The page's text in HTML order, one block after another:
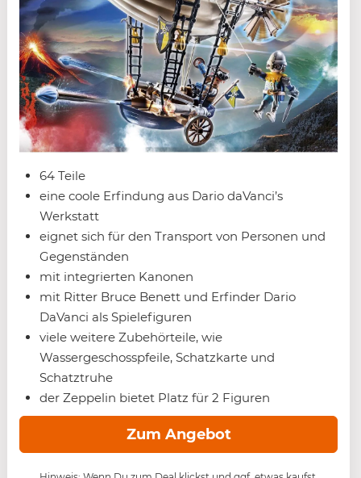
64 Teile
eine coole Erfindung aus Dario daVanci’s
Werkstatt
eignet sich für den Transport von Personen und
Gegenständen
mit integrierten Kanonen
mit Ritter Bruce Benett und Erfinder Dario
DaVanci als Spielefiguren
viele weitere Zubehörteile, wie
Wassergeschosspfeile, Schatzkarte und
Schatztruhe
der Zeppelin bietet Platz für 2 Figuren
Zum Angebot